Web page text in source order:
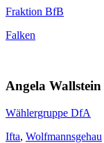
Fraktion BfB
Falken
Angela Wallstein
Wählergruppe DfA
Ifta, Wolfmannsgehau